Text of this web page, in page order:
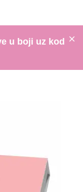
u boji uz kod